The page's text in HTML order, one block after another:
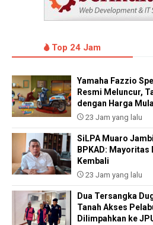
Top 24 Jam
Yamaha Fazzio
Resmi Meluncur,
dengan Harga
23 Jam yang lalu
SiLPA Muaro
BPKAD: Mayoritas
Kembali
23 Jam yang lalu
Dua Tersangka
Tanah Akses
Dilimpahkan ke